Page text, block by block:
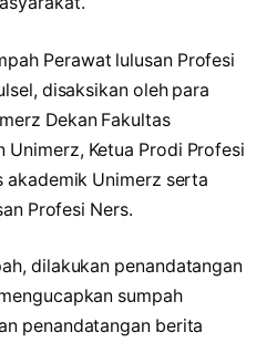
Perawat lulusan Profesi
disaksikan oleh para
Dekan Fakultas
Unimerz, Ketua Prodi Profesi
akademik Unimerz serta
Profesi Ners.
dilakukan penandatangan
sumpah
penandatangan berita